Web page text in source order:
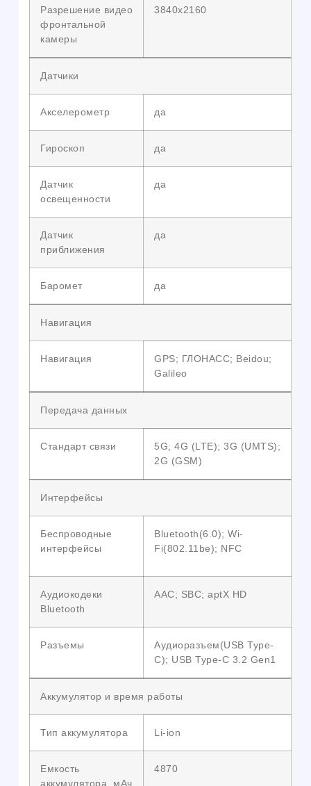
Разрешение видео
фронтальной
камеры
3840х2160
Датчики
Акселерометр да
Гироскоп да
Датчик
освещенности
да
Датчик
приближения
да
Баромет да
Навигация
Навигация
GPS; ГЛОНАСС; Beidou;
Galileo
Передача данных
Стандарт связи
5G; 4G (LTE); 3G (UMTS);
2G (GSM)
Интерфейсы
Беспроводные
интерфейсы
Bluetooth(6.0); Wi-
Fi(802.11be); NFC
Аудиокодеки
Bluetooth
AAC; SBC; aptX HD
Разъемы
Аудиоразъем(USB Type-
C); USB Type-C 3.2 Gen1
Аккумулятор и время работы
Тип аккумулятора Li-ion
Емкость
аккумулятора, мАч
4870